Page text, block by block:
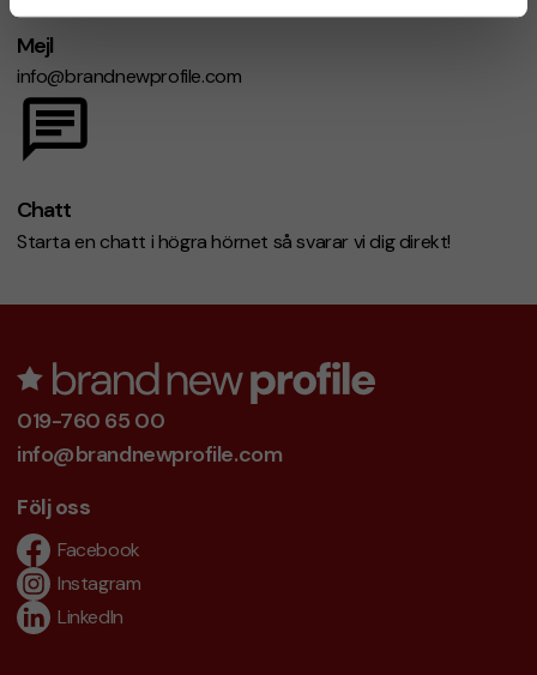
Mejl
info@brandnewprofile.com
Chatt
Starta en chatt i högra hörnet så svarar vi dig direkt!
019-760 65 00
info@brandnewprofile.com
Följ oss
Facebook
Instagram
LinkedIn